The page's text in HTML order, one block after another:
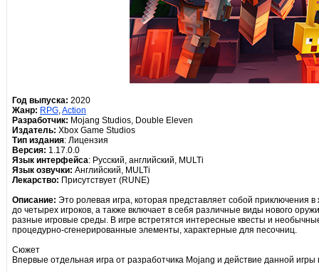
Год выпуска: 2020
Жанр: RPG,Action
Разработчик: Mojang Studios, Double Eleven
Издатель: Xbox Game Studios
Тип издания: Лицензия
Версия: 1.17.0.0
Язык интерфейса: Русский, aнглийский, MULTi
Язык озвучки: Английский, MULTi
Лекарство: Присутствует (RUNE)
Описание: Это ролевая игра, которая представляет собой приключения
до четырех игроков, а также включает в себя различные виды нового
разные игровые среды. В игре встретятся интересные квесты и
процедурно-сгенерированные элементы, характерные для песочниц.
Сюжет
Впервые отдельная игра от разработчика Mojang и действие данной